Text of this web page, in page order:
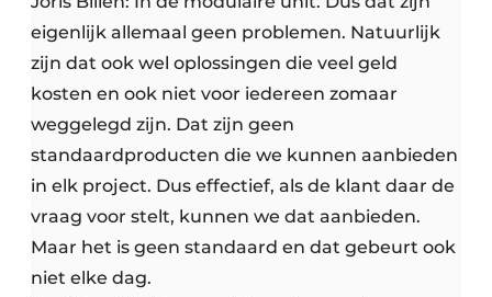
eigenlijk allemaal geen problemen. Natuurlijk
zijn dat ook wel oplossingen die veel geld
kosten en ook niet voor iedereen zomaar
weggelegd zijn. Dat zijn geen
standaardproducten die we kunnen aanbieden
in elk project. Dus effectief, als de klant daar de
vraag voor stelt, kunnen we dat aanbieden.
Maar het is geen standaard en dat gebeurt ook
niet elke dag.